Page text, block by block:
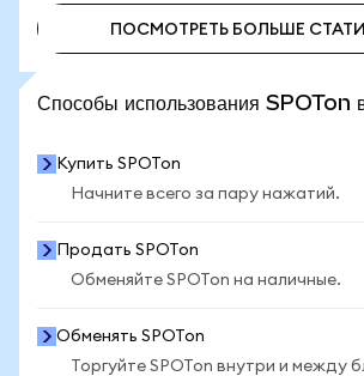
ПОСМОТРЕТЬ БОЛЬШЕ
Способы использования
Купить SPOTon
Начните всего за пару нажатий.
Продать SPOTon
Обменяйте SPOTon на наличные.
Обменять SPOTon
Торгуйте SPOTon внутри и между